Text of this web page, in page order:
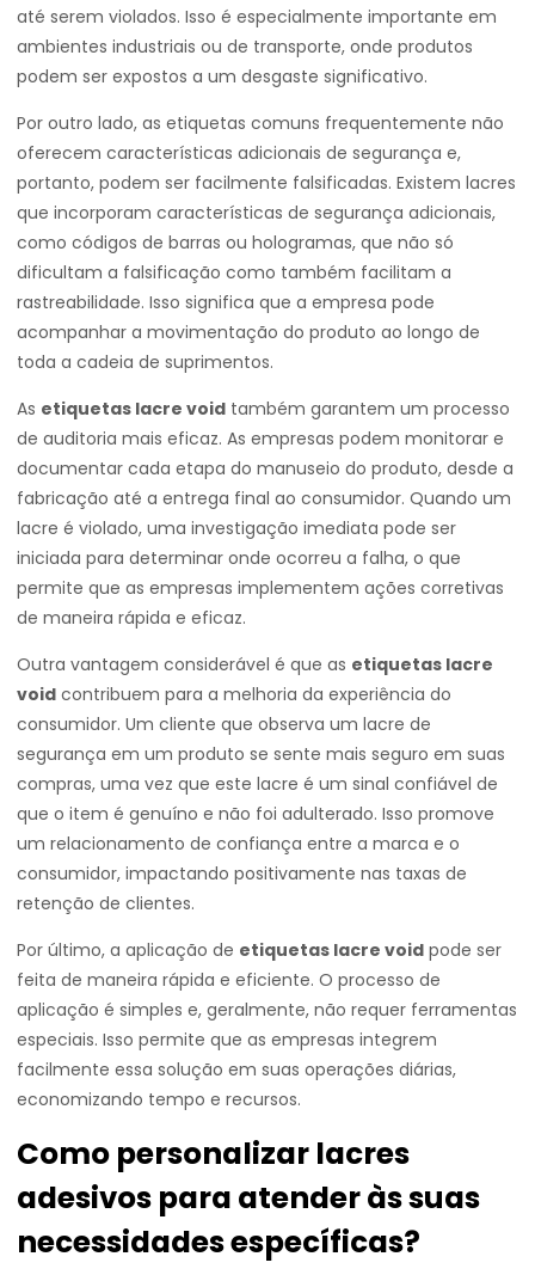
até serem violados. Isso é especialmente importante em
ambientes industriais ou de transporte, onde produtos
podem ser expostos a um desgaste significativo.
Por outro lado, as etiquetas comuns frequentemente não
oferecem características adicionais de segurança e,
portanto, podem ser facilmente falsificadas. Existem lacres
que incorporam características de segurança adicionais,
como códigos de barras ou hologramas, que não só
dificultam a falsificação como também facilitam a
rastreabilidade. Isso significa que a empresa pode
acompanhar a movimentação do produto ao longo de
toda a cadeia de suprimentos.
As etiquetas lacre void também garantem um processo
de auditoria mais eficaz. As empresas podem monitorar e
documentar cada etapa do manuseio do produto, desde a
fabricação até a entrega final ao consumidor. Quando um
lacre é violado, uma investigação imediata pode ser
iniciada para determinar onde ocorreu a falha, o que
permite que as empresas implementem ações corretivas
de maneira rápida e eficaz.
Outra vantagem considerável é que as etiquetas lacre
void contribuem para a melhoria da experiência do
consumidor. Um cliente que observa um lacre de
segurança em um produto se sente mais seguro em suas
compras, uma vez que este lacre é um sinal confiável de
que o item é genuíno e não foi adulterado. Isso promove
um relacionamento de confiança entre a marca e o
consumidor, impactando positivamente nas taxas de
retenção de clientes.
Por último, a aplicação de etiquetas lacre void pode ser
feita de maneira rápida e eficiente. O processo de
aplicação é simples e, geralmente, não requer ferramentas
especiais. Isso permite que as empresas integrem
facilmente essa solução em suas operações diárias,
economizando tempo e recursos.
Como personalizar lacres
adesivos para atender às suas
necessidades específicas?